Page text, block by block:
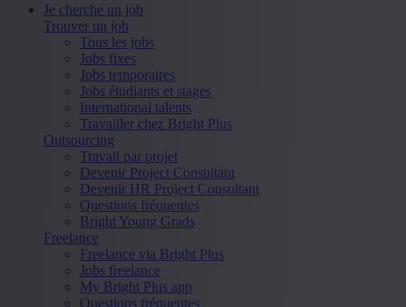
Je cherche un job
Trouver un job
Tous les jobs
Jobs fixes
Jobs temporaires
Jobs étudiants et stages
International talents
Travailler chez Bright Plus
Outsourcing
Travail par projet
Devenir Project Consultant
Devenir HR Project Consultant
Questions fréquentes
Bright Young Grads
Freelance
Freelance via Bright Plus
Jobs freelance
My Bright Plus app
Questions fréquentes